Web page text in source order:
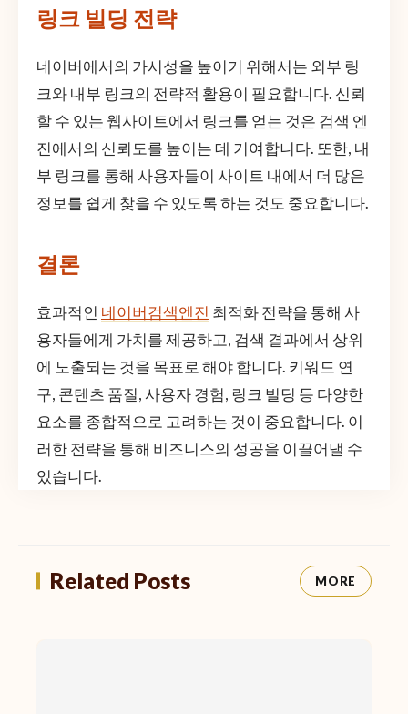
링크 빌딩 전략
네이버에서의 가시성을 높이기 위해서는 외부 링
크와 내부 링크의 전략적 활용이 필요합니다. 신뢰
할 수 있는 웹사이트에서 링크를 얻는 것은 검색 엔
진에서의 신뢰도를 높이는 데 기여합니다. 또한, 내
부 링크를 통해 사용자들이 사이트 내에서 더 많은
정보를 쉽게 찾을 수 있도록 하는 것도 중요합니다.
결론
효과적인 네이버검색엔진 최적화 전략을 통해 사
용자들에게 가치를 제공하고, 검색 결과에서 상위
에 노출되는 것을 목표로 해야 합니다. 키워드 연
구, 콘텐츠 품질, 사용자 경험, 링크 빌딩 등 다양한
요소를 종합적으로 고려하는 것이 중요합니다. 이
러한 전략을 통해 비즈니스의 성공을 이끌어낼 수
있습니다.
Related Posts MORE